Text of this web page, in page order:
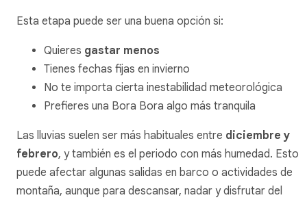
Esta etapa puede ser una buena opción si:
Quieres gastar menos
Tienes fechas fijas en invierno
No te importa cierta inestabilidad meteorológica
Prefieres una Bora Bora algo más tranquila
Las lluvias suelen ser más habituales entre diciembre y
febrero, y también es el periodo con más humedad. Esto
puede afectar algunas salidas en barco o actividades de
montaña, aunque para descansar, nadar y disfrutar del